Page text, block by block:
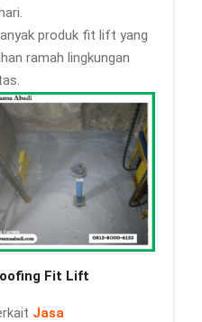
produk fit lift yang
ramah lingkungan
Fit Lift
Jasa